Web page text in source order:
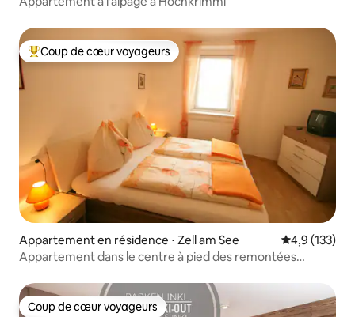
Coups de cœur voyageurs les plus appréciés
Coup de cœur voyageurs
Appartement en résidence ⋅ Zell am See Évaluation
4,9 (133)
Appartement dans le centre à pied des remontées
Coup de cœur voyageurs
Coup de cœur voyageurs